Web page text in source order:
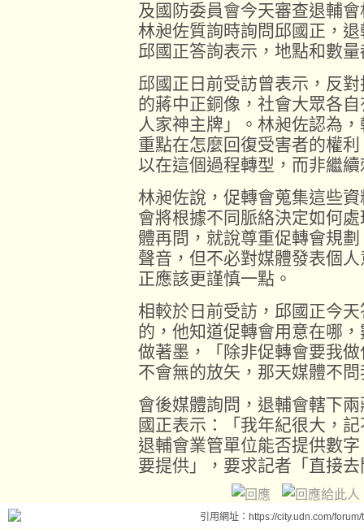
及國防委員會今天審查退輔
林昶佐質詢時詢問邱國正，
邱國正答詢表示，地點和數
邱國正日前受訪曾表示，反
的蔣中正銅像，社會大眾各
人家神主牌」。林昶佐認為
重點在怎麼回復受害者的權
以在這個過程轉型，而非繼
林昶佐說，促轉會蒐集這些
會將根據不同脈絡決定如何
體再問，就說尊重促轉會規
聲音，但不必對媒體發表個
正應該更謹慎一點。
相較於日前受訪，邱國正今
的，他知道促轉會用意在哪
做著墨，「除非促轉會要我
不會無的放矢，那天媒體不
會後媒體詢問，退輔會轄下
國正表示：「我年紀很大，
退輔會業管單位能否提供數
要提供」，要求記者「直接
引用網址：https://city.udn.com/